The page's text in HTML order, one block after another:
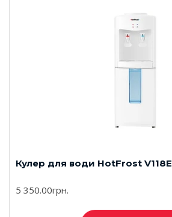
Кулер для води HotFrost V118E
5 350.00грн.